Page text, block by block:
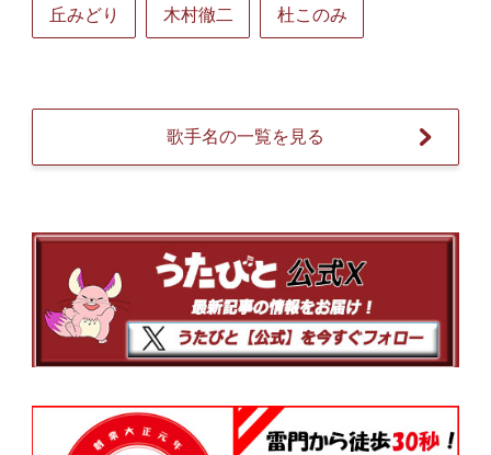
丘みどり 木村徹二 杜このみ
歌手名の一覧を見る